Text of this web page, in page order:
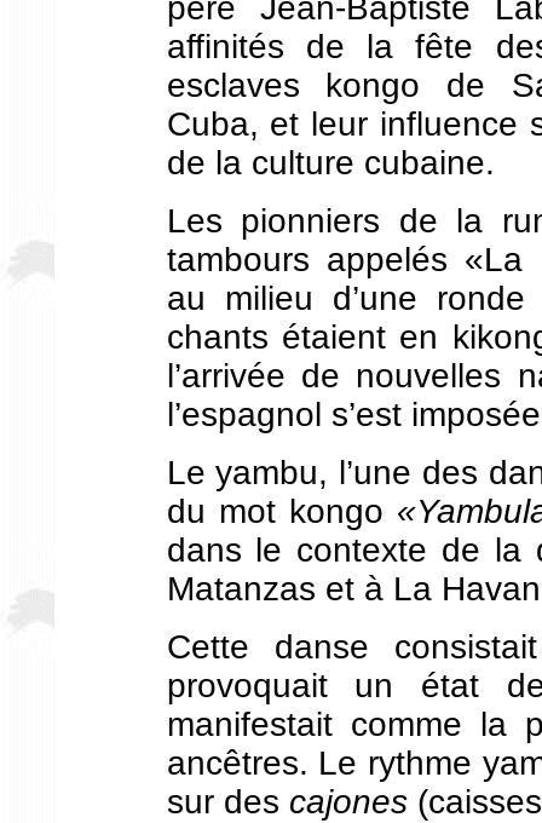
père Jean-Baptiste
affinités de la fête
esclaves kongo de
Cuba, et leur influence
de la culture cubaine.
Les pionniers de la
tambours appelés
au milieu d’une
chants étaient en
l’arrivée de nouvelles
l’espagnol s’est
Le yambu, l’une des
du mot kongo
dans le contexte de la
Matanzas et à La
Cette danse
provoquait un état
manifestait comme la
ancêtres. Le rythme
sur des cajones